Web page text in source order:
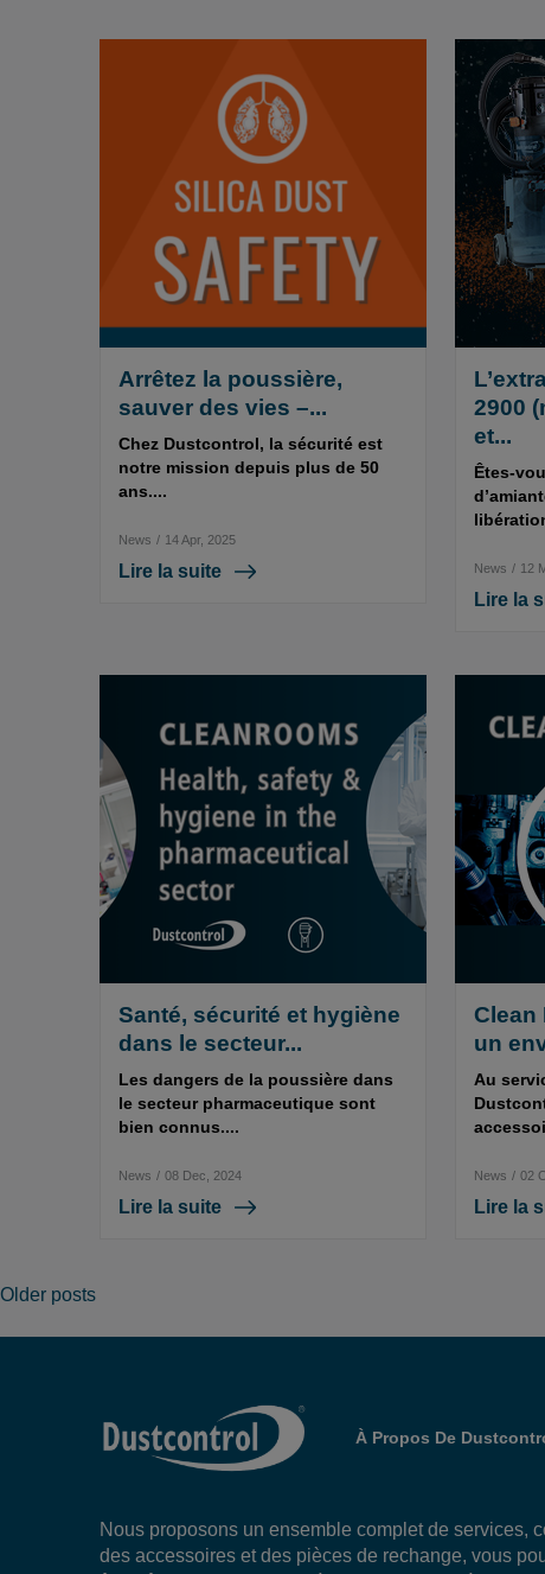
Arrêtez la poussière,
sauver des vies –...
Chez Dustcontrol, la sécurité est
notre mission depuis plus de 50
ans....
News / 14 Apr, 2025
Lire la suite
2900
et...
Êtes-
News / 12
Lire la
Santé, sécurité et hygiène
dans le secteur...
Les dangers de la poussière dans
le secteur pharmaceutique sont
bien connus....
News / 08 Dec, 2024
Lire la suite
Clean
un
Au
News / 02
Lire la
Posts
Older posts
À Propos De
Nous proposons un ensemble complet de services,
des accessoires et des pièces de rechange, vous